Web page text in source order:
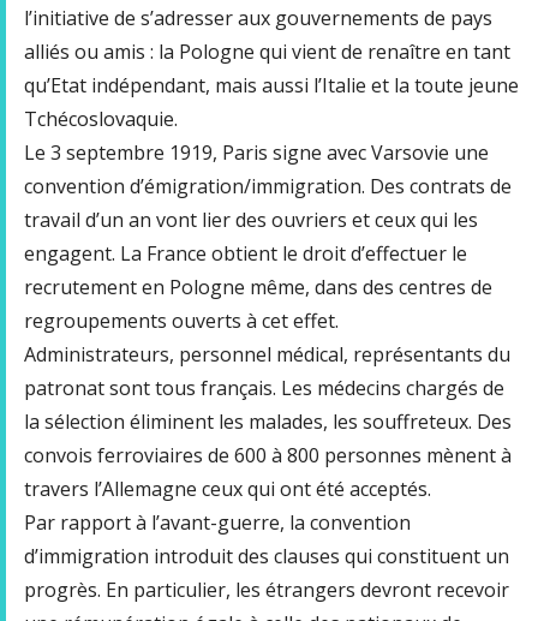
l’initiative de s’adresser aux gouvernements de pays
alliés ou amis : la Pologne qui vient de renaître en tant
qu’Etat indépendant, mais aussi l’Italie et la toute jeune
Tchécoslovaquie.
Le 3 septembre 1919, Paris signe avec Varsovie une
convention d’émigration/immigration. Des contrats de
travail d’un an vont lier des ouvriers et ceux qui les
engagent. La France obtient le droit d’effectuer le
recrutement en Pologne même, dans des centres de
regroupements ouverts à cet effet.
Administrateurs, personnel médical, représentants du
patronat sont tous français. Les médecins chargés de
la sélection éliminent les malades, les souffreteux. Des
convois ferroviaires de 600 à 800 personnes mènent à
travers l’Allemagne ceux qui ont été acceptés.
Par rapport à l’avant-guerre, la convention
d’immigration introduit des clauses qui constituent un
progrès. En particulier, les étrangers devront recevoir